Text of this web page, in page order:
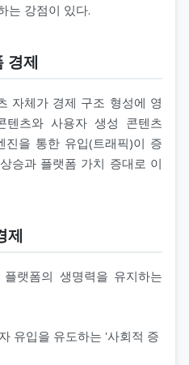
는 강점이 있다.
경제
자체가 경제 구조 형성에 영
츠와 사용자 생성 콘텐츠
진을 통한 유입(트래픽)이 증
승과 플랫폼 가치 증대로 이
제
랫폼의 생명력을 유지하는
유입을 유도하는 '사회적 증